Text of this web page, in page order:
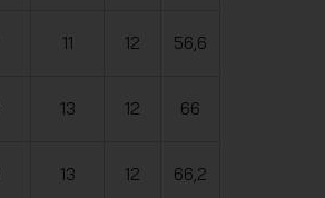
11 12 56,6
13 12 66
13 12 66,2